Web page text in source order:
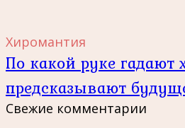
Хиромантия
По какой руке
предсказывают
Свежие комментарии